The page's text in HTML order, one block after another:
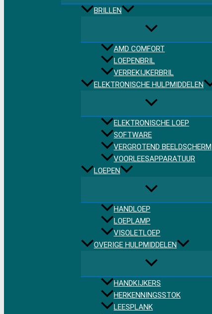
BRILLEN
AMD COMFORT
LOEPENBRIL
VERREKIJKERBRIL
ELEKTRONISCHE HULPMIDDELEN
ELEKTRONISCHE LOEP
SOFTWARE
VERGROTEND BEELDSCHERM
VOORLEESAPPARATUUR
LOEPEN
HANDLOEP
LOEPLAMP
VISOLETLOEP
OVERIGE HULPMIDDELEN
HANDKIJKERS
HERKENNINGSSTOK
LEESPLANK